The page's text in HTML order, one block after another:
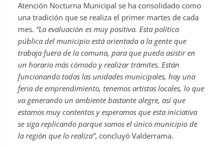
Atención Nocturna Municipal se ha consolidado como
una tradición que se realiza el primer martes de cada
mes. “La evaluación es muy positiva. Esta política
pública del municipio está orientada a la gente que
trabaja fuera de la comuna, para que pueda asistir en
un horario más cómodo y realizar trámites. Están
funcionando todas las unidades municipales, hay una
feria de emprendimiento, tenemos artistas locales, lo que
va generando un ambiente bastante alegre, así que
estamos muy contentos y esperamos que esta iniciativa
se siga replicando porque somos el único municipio de
la región que lo realiza”, concluyó Valderrama.